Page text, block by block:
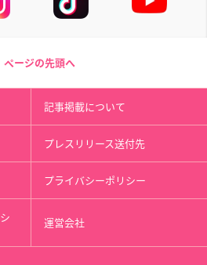
ページの先頭へ
記事掲載について
プレスリリース送付先
プライバシーポリシー
運営会社